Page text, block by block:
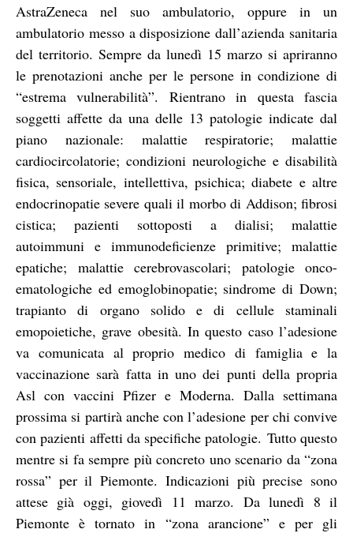
AstraZeneca nel suo ambulatorio, oppure in un
ambulatorio messo a disposizione dall’azienda sanitaria
del territorio. Sempre da lunedì 15 marzo si apriranno
le prenotazioni anche per le persone in condizione di
“estrema vulnerabilità”. Rientrano in questa fascia
soggetti affette da una delle 13 patologie indicate dal
piano nazionale: malattie respiratorie; malattie
cardiocircolatorie; condizioni neurologiche e disabilità
fisica, sensoriale, intellettiva, psichica; diabete e altre
endocrinopatie severe quali il morbo di Addison; fibrosi
cistica; pazienti sottoposti a dialisi; malattie
autoimmuni e immunodeficienze primitive; malattie
epatiche; malattie cerebrovascolari; patologie onco-
ematologiche ed emoglobinopatie; sindrome di Down;
trapianto di organo solido e di cellule staminali
emopoietiche, grave obesità. In questo caso l’adesione
va comunicata al proprio medico di famiglia e la
vaccinazione sarà fatta in uno dei punti della propria
Asl con vaccini Pfizer e Moderna. Dalla settimana
prossima si partirà anche con l’adesione per chi convive
con pazienti affetti da specifiche patologie. Tutto questo
mentre si fa sempre più concreto uno scenario da “zona
rossa” per il Piemonte. Indicazioni più precise sono
attese già oggi, giovedì 11 marzo. Da lunedì 8 il
Piemonte è tornato in “zona arancione” e per gli